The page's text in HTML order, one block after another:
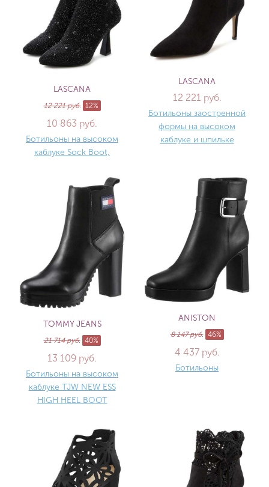
LASCANA
12 221 руб. 12%
10 863 руб.
Ботильоны на высоком
каблуке Sock Boot,
LASCANA
12 221 руб.
Ботильоны заостренной
формы на высоком
каблуке и шпильке
TOMMY JEANS
21 714 руб. 40%
13 109 руб.
Ботильоны на высоком
каблуке TJW NEW ESS
HIGH HEEL BOOT
ANISTON
8 147 руб. 46%
4 437 руб.
Ботильоны